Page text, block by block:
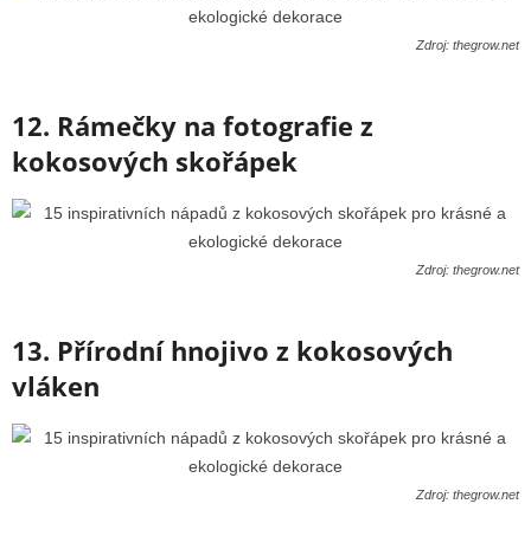
Zdroj: thegrow.net
12. Rámečky na fotografie z
kokosových skořápek
Zdroj: thegrow.net
13. Přírodní hnojivo z kokosových
vláken
Zdroj: thegrow.net